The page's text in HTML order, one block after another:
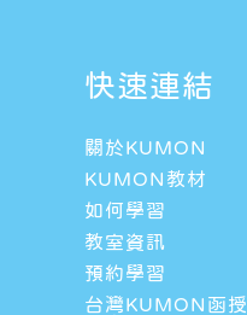
快速連結
關於KUMON
KUMON教材
如何學習
教室資訊
預約學習
台灣KUMON函授